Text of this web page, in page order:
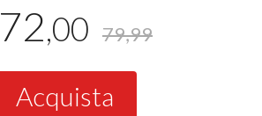
72,00 79,99
Acquista